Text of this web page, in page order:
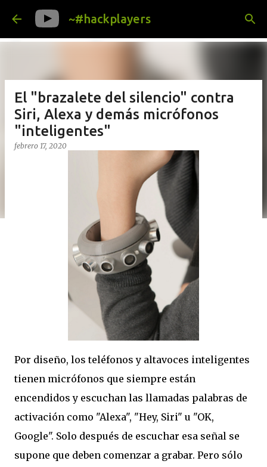
Ir al contenido principal
~#hackplayers
El "brazalete del silencio" contra
Siri, Alexa y demás micrófonos
"inteligentes"
febrero 17, 2020
Por diseño, los teléfonos y altavoces inteligentes
tienen micrófonos que siempre están
encendidos y escuchan las llamadas palabras de
activación como "Alexa", "Hey, Siri" u "OK,
Google". Solo después de escuchar esa señal se
supone que deben comenzar a grabar. Pero sólo